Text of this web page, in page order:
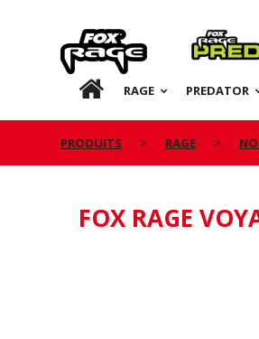
Rage Predator
FR RAGE PREDATOR
PRODUITS RAGE
FOX RAGE